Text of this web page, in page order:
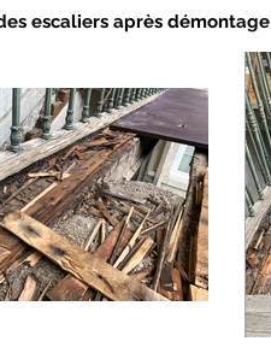
escaliers après démontage